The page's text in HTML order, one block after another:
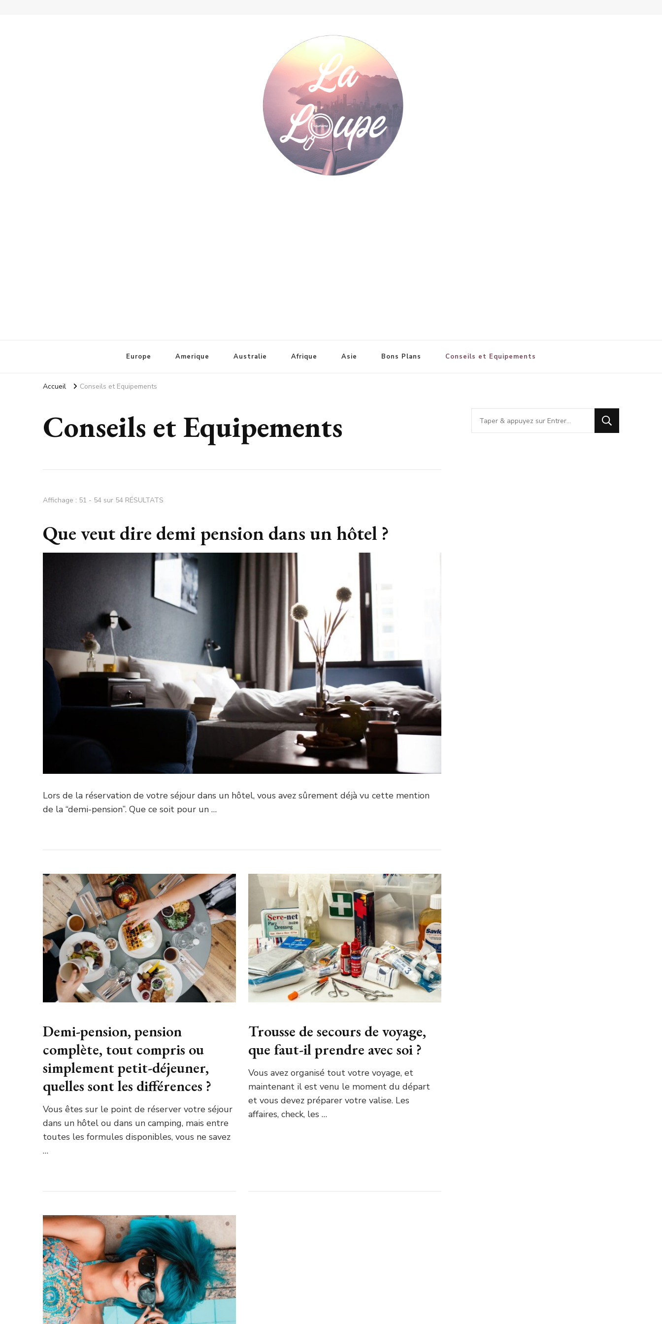
Europe Amerique Australie Afrique Asie Bons Plans Conseils et Equipements
Accueil Conseils et Equipements
Conseils et Equipements
Affichage : 51 - 54 sur 54 RÉSULTATS
Que veut dire demi pension dans un hôtel ?
Lors de la réservation de votre séjour dans un hôtel, vous avez sûrement déjà vu cette mention
de la “demi-pension”. Que ce soit pour un …
Demi-pension, pension
complète, tout compris ou
simplement petit-déjeuner,
quelles sont les différences ?
Vous êtes sur le point de réserver votre séjour
dans un hôtel ou dans un camping, mais entre
toutes les formules disponibles, vous ne savez
…
Trousse de secours de voyage,
que faut-il prendre avec soi ?
Vous avez organisé tout votre voyage, et
maintenant il est venu le moment du départ
et vous devez préparer votre valise. Les
affaires, check, les …
Vous
recherchiez